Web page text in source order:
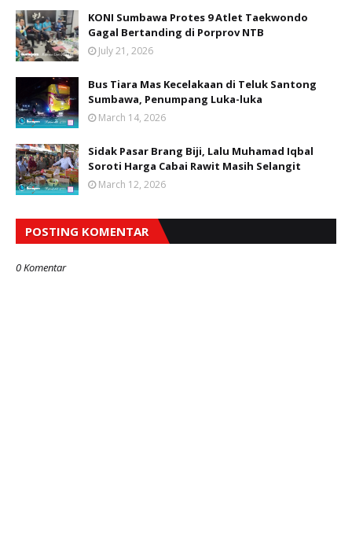
KONI Sumbawa Protes 9 Atlet Taekwondo
Gagal Bertanding di Porprov NTB
July 21, 2026
Bus Tiara Mas Kecelakaan di Teluk Santong
Sumbawa, Penumpang Luka-luka
March 14, 2026
Sidak Pasar Brang Biji, Lalu Muhamad Iqbal
Soroti Harga Cabai Rawit Masih Selangit
March 12, 2026
POSTING KOMENTAR
0 Komentar